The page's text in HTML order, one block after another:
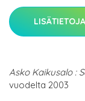
LISÄTIETOJA
Asko Kaikusalo :
vuodelta 2003